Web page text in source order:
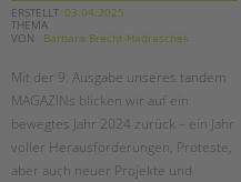
ERSTELLT 03.04.2025
THEMA
VON
Barbara Brecht-Hadraschek
Mit der 9. Ausgabe unseres tandem
MAGAZINs blicken wir auf ein
bewegtes Jahr 2024 zurück – ein Jahr
voller Herausforderungen, Proteste,
aber auch neuer Projekte und